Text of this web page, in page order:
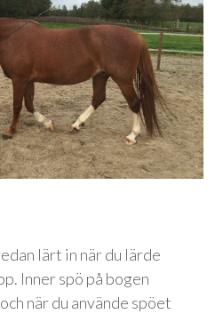
lärt in när du lärde
Inner spö på bogen
när du använde spöet